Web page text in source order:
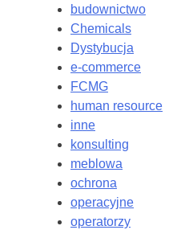
budownictwo
Chemicals
Dystybucja
e-commerce
FCMG
human resource
inne
konsulting
meblowa
ochrona
operacyjne
operatorzy